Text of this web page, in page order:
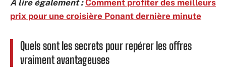
A lire également : Comment profiter des meilleurs
prix pour une croisière Ponant dernière minute
Quels sont les secrets pour repérer les offres
vraiment avantageuses